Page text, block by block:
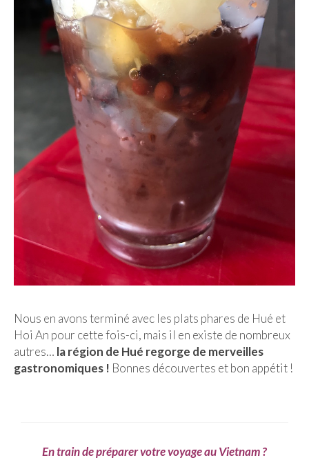
Nous en avons terminé avec les plats phares de Hué et
Hoi An pour cette fois-ci, mais il en existe de nombreux
autres… la région de Hué regorge de merveilles
gastronomiques ! Bonnes découvertes et bon appétit !
En train de préparer votre voyage au Vietnam ?